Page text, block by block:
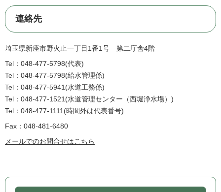
連絡先
埼玉県新座市野火止一丁目1番1号 第二庁舎4階
Tel：048-477-5798 代表
Tel：048-477-5798 給水管理係
Tel：048-477-5941 水道工務係
Tel：048-477-1521 水道管理センター（西堀浄水場）
Tel：048-477-1111 時間外は代表番号
Fax：048-481-6480
メールでのお問合せはこちら